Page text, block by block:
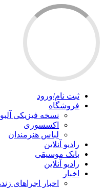
ثبت نام/ورود
فروشگاه
نسخه فیزیکی
اکسسوری
لباس هنرمندان
رادیو آنلاین
بانک موسیقی
رادیو آنلاین
اخبار
اخبار اجراهای